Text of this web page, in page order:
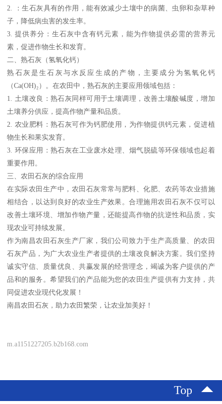
2. ：生石灰具有的作用，能有效减少土壤中的病菌、虫卵和杂草种
子，降低病虫害的发生率。
3. 提供养分：生石灰中含有钙元素，能为作物提供必需的营养元
素，促进作物生长和发育。
二、熟石灰（氢氧化钙）
熟石灰是生石灰与水反应生成的产物，主要成分为氢氧化钙
（Ca(OH)₂）。在农田中，熟石灰的主要应用领域包括：
1. 土壤改良：熟石灰同样可用于土壤调理，改善土壤酸碱度，增加
土壤养分供应，提高作物产量和品质。
2. 农业肥料：熟石灰可作为钙肥使用，为作物提供钙元素，促进植
物生长和果实发育。
3. 环保应用：熟石灰在工业废水处理、烟气脱硫等环保领域也起着
重要作用。
三、农田石灰的综合应用
在实际农田生产中，农田石灰常常与肥料、化肥、农药等农业措施
相结合，以达到良好的农业生产效果。合理施用农田石灰不仅可以
改善土壤环境、增加作物产量，还能提高作物的抗逆性和品质，实
现农业可持续发展。
作为南昌农田石灰生产厂家，我们公司致力于生产高质量、的农田
石灰产品，为广大农业生产者提供的土壤改良解决方案。我们坚持
诚实守信、质量优良、共赢发展的经营理念，竭诚为客户提供的产
品和的服务。希望我们的产品能为您的农田生产提供有力支持，共
同促进农业现代化发展！
南昌农田石灰，助力农田繁荣，让农业加美好！
m.a1151227205.b2b168.com
Top